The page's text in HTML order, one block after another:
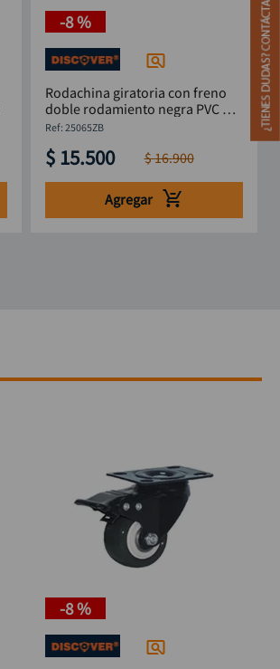
-8 %
Rodachina giratoria con freno
doble rodamiento negra PVC 65
mm DISCOVER
:25065ZB
$ 15.500 $16.900
Agregar
-8 %